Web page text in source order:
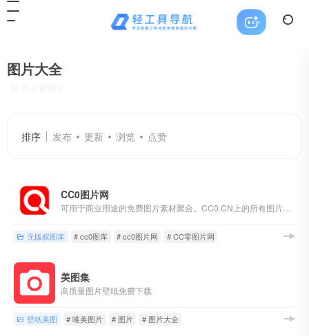
图片大全
排序 发布 更新 浏览 点赞
CC0图片网
无版权图库 # cc0图库 # cc0图片网 # CC零图片网
美图集
高质量图片壁纸免费下载
壁纸美图 # 唯美图片 # 图片 # 图片大全